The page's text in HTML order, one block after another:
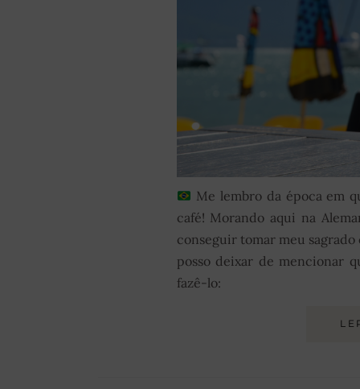
Me lembro da época em
café! Morando aqui na
conseguir tomar meu
posso deixar de mencionar
fazê-lo: